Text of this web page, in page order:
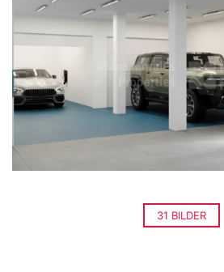
31 BILDER